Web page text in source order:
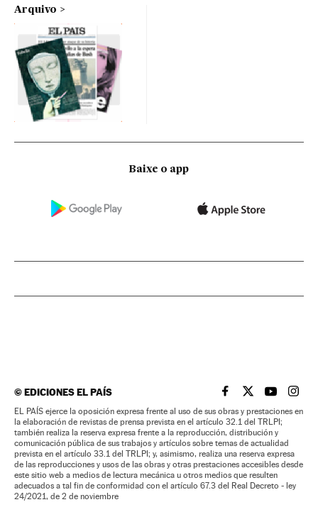
Arquivo
Baixe o app
©EDICIONES EL PAÍS EL PAÍS BRASIL EN
EL PAÍSEL PAÍS
EL
EL PAÍS ejerce la oposición expresa frente al uso de sus obras y prestaciones en
la elaboración de revistas de prensa prevista en el artículo 32.1 del TRLPI;
también realiza la reserva expresa frente a la reproducción, distribución y
comunicación pública de sus trabajos y artículos sobre temas de actualidad
prevista en el artículo 33.1 del TRLPI; y, asimismo, realiza una reserva expresa
de las reproducciones y usos de las obras y otras prestaciones accesibles desde
este sitio web a medios de lectura mecánica u otros medios que resulten
adecuados a tal fin de conformidad con el artículo 67.3 del Real Decreto - ley
24/2021, de 2 de noviembre